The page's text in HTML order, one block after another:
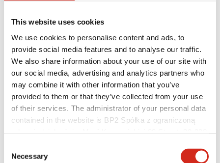
This website uses cookies
We use cookies to personalise content and ads, to
provide social media features and to analyse our traffic.
We also share information about your use of our site with
our social media, advertising and analytics partners who
may combine it with other information that you’ve
provided to them or that they’ve collected from your use
of their services. The administrator of your personal data
contained in the website is BP2 Spółka z ograniczoną
121387608.
Selection
Necessary
Architekti
Knihovny BIM
3D Modely